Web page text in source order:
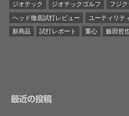
ジオテック
ジオテックゴルフ フジ
ヘッド徹底試打レビュー
ユーティリテ
新商品
試打レポート 重心 飯田哲
最近の投稿